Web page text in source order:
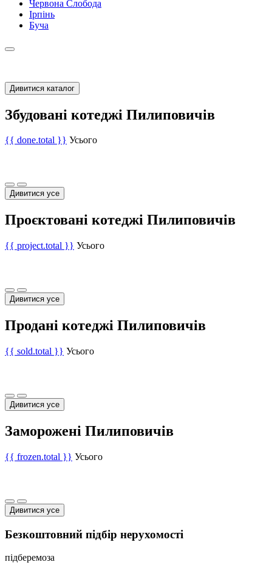
Червона Слобода
Ірпінь
Буча
Дивитися каталог
Збудовані котеджі Пилиповичів
{{ done.total }} Усього
Дивитися усе
Проєктовані котеджі Пилиповичів
{{ project.total }} Усього
Дивитися усе
Продані котеджі Пилиповичів
{{ sold.total }} Усього
Дивитися усе
Заморожені Пилиповичів
{{ frozen.total }} Усього
Дивитися усе
Безкоштовний підбір нерухомості
підберемоза